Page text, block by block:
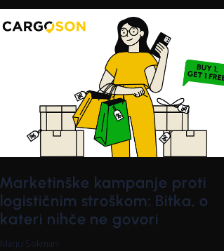
Marketinške kampanje proti
logističnim stroškom: Bitka, o
kateri nihče ne govori
Marju Sokman